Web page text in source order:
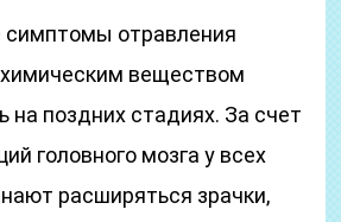
симптомы отравления
веществом
на поздних стадиях. За счет
головного мозга у всех
расширяться зрачки,